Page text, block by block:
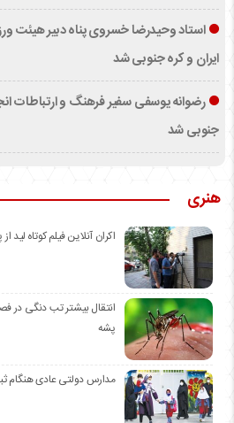
استاد وحیدرضا خسروی پناه دبیر هیئت
ایران و کره جنوبی شد
رضوانه یوسفی سفیر فرهنگ و ارتباطات
جنوبی شد
هنری
اکران آنلاین فیلم کوتاه لید
انتقال بیشتر تب دنگی در
پشه
مدارس دولتی عادی هنگام